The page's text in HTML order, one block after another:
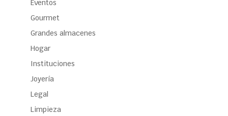
Eventos
Gourmet
Grandes almacenes
Hogar
Instituciones
Joyería
Legal
Limpieza